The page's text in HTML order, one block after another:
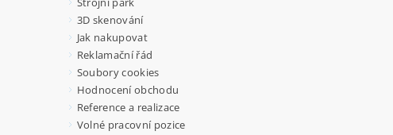
3D skenování
Jak nakupovat
Reklamační řád
Soubory cookies
Hodnocení obchodu
Reference a realizace
Volné pracovní pozice